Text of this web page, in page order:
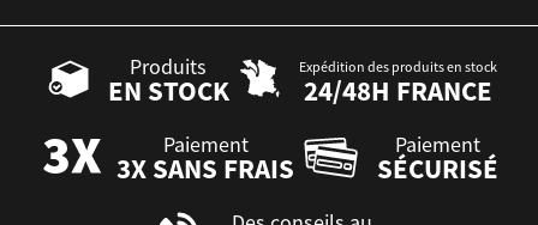
Produits
EN STOCK
Expédition des produits en stock
24/48H FRANCE
Paiement
3X SANS FRAIS
Paiement
SÉCURISÉ